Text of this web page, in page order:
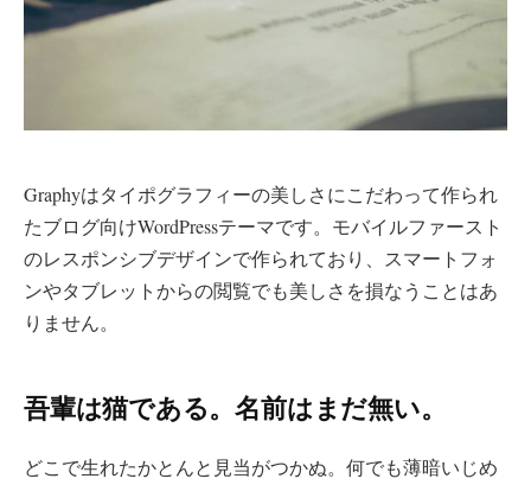
Graphyはタイポグラフィーの美しさにこだわって作られ
たブログ向けWordPressテーマです。モバイルファースト
のレスポンシブデザインで作られており、スマートフォ
ンやタブレットからの閲覧でも美しさを損なうことはあ
りません。
吾輩は猫である。名前はまだ無い。
どこで生れたかとんと見当がつかぬ。何でも薄暗いじめ